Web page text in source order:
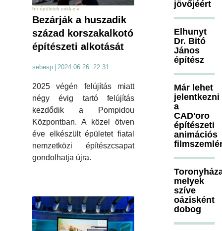
hír épületek exkluzív
Bezárják a huszadik
század korszakalkotó
építészeti alkotását
sebesp | 2024.06.26. 22:31
2025 végén felújítás miatt
négy évig tartó felújítás
kezdődik a Pompidou
Központban. A közel ötven
éve elkészült épületet fiatal
nemzetközi építészcsapat
gondolhatja újra.
jövőjéért
Elhunyt
Dr. Bitó
János
építész
Már lehet
jelentkezni
a
CAD'oro
építészeti
animációs
melyek
szíve
oázisként
dobog